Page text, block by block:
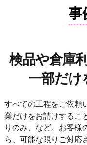
事
検品や倉庫
一部だけ
すべての工程をご依頼
業だけをお請けするこ
りのみ、など。お客様
ら、可能な限りご対応